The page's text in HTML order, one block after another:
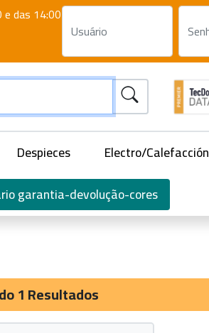
e das 14:00
Despieces Electro/Calefacción
garantia-devolução-cores
1 Resultados